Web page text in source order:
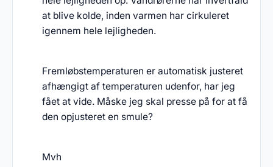
at blive kolde, inden varmen har cirkuleret
igennem hele lejligheden.
Fremløbstemperaturen er automatisk justeret
afhængigt af temperaturen udenfor, har jeg
fået at vide. Måske jeg skal presse på for at få
den opjusteret en smule?
Mvh